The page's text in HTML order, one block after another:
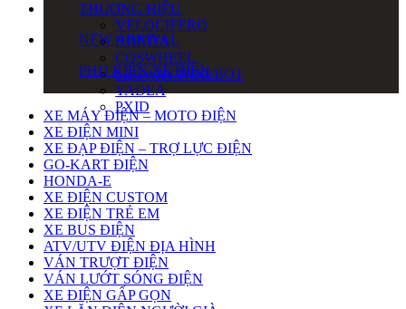
THƯƠNG HIỆU
VELOCIFERO
HONDA
COSWHEEL
SEGWAY NINEBOT
YADEA
PXID
NEW ARRIVAL
PHỤ KIỆN XE ĐIỆN
XE MÁY ĐIỆN – MOTO ĐIỆN
XE ĐIỆN MINI
XE ĐẠP ĐIỆN – TRỢ LỰC ĐIỆN
GO-KART ĐIỆN
HONDA-E
XE ĐIỆN CUSTOM
XE ĐIỆN TRẺ EM
XE BUS ĐIỆN
ATV/UTV ĐIỆN ĐỊA HÌNH
VÁN TRƯỢT ĐIỆN
VÁN LƯỚT SÓNG ĐIỆN
XE ĐIỆN GẤP GỌN